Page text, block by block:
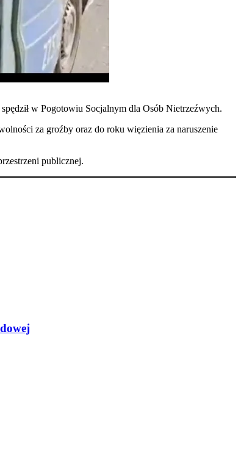
w Pogotowiu Socjalnym dla Osób Nietrzeźwych.
za groźby oraz do roku więzienia za naruszenie
publicznej.